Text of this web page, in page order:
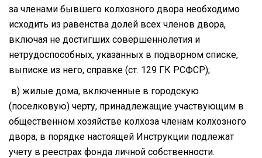
за членами бывшего колхозного двора необходимо
исходить из равенства долей всех членов двора,
включая не достигших совершеннолетия и
нетрудоспособных, указанных в подворном списке,
выписке из него, справке (ст. 129 ГК РСФСР);
в) жилые дома, включенные в городскую
(поселковую) черту, принадлежащие участвующим в
общественном хозяйстве колхоза членам колхозного
двора, в порядке настоящей Инструкции подлежат
учету в реестрах фонда личной собственности.